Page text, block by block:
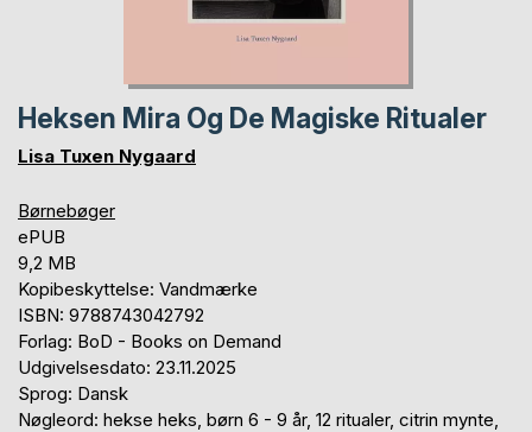
Heksen Mira Og De Magiske Ritualer
Lisa Tuxen Nygaard
Børnebøger
ePUB
9,2 MB
Kopibeskyttelse: Vandmærke
ISBN: 9788743042792
Forlag: BoD - Books on Demand
Udgivelsesdato: 23.11.2025
Sprog: Dansk
Nøgleord: hekse heks, børn 6 - 9 år, 12 ritualer, citrin mynte,